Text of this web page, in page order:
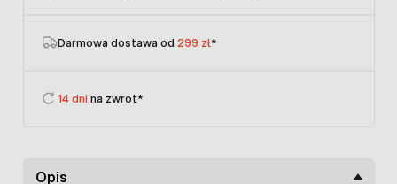
Darmowa dostawa od 299 zł*
14 dni na zwrot*
Opis